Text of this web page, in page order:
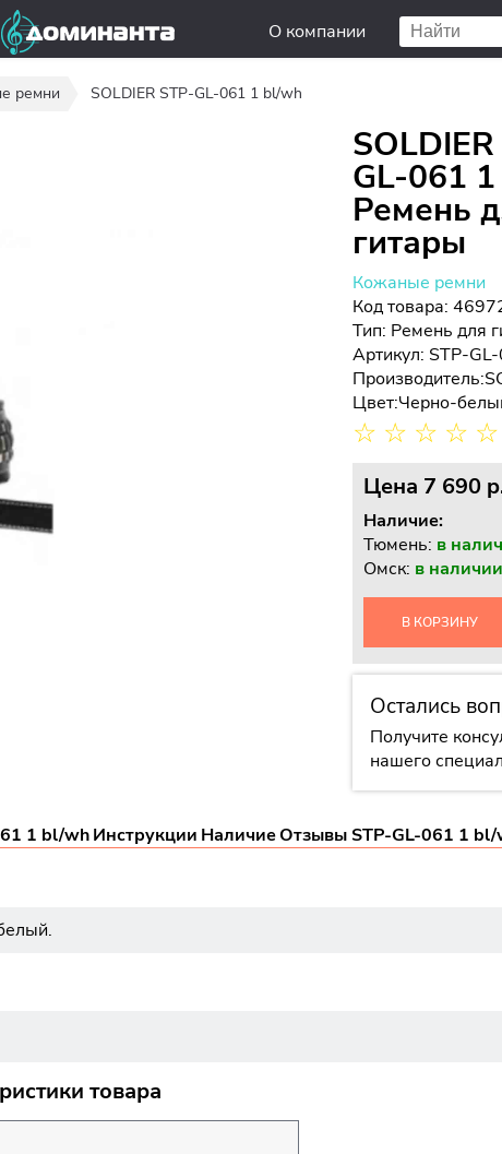
О компании
ремни SOLDIER STP-GL-061 1 bl/wh
GL-061
Ремень
гитары
Кожаные ремни
Код товара:
Тип: Ремень для
Артикул: STP-
Производитель:
Цвет:Черно-
☆ ☆ ☆ ☆ ☆
Цена 7 690
Наличие:
Тюмень: в
Омск: в наличии
В КОРЗИНУ
Остались
Получите
нашего
1 bl/whИнструкции НаличиеОтзывы STP-GL-061 1 bl/
товара